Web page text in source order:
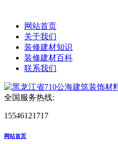
网站首页
关于我们
装修建材知识
装修建材百科
联系我们
全国服务热线:
15546121717
网站首页